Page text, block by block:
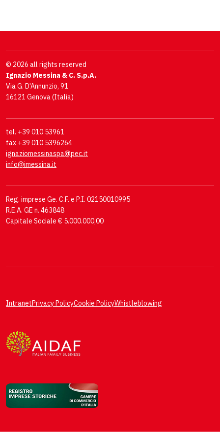
© 2026 all rights reserved
Ignazio Messina & C. S.p.A.
Via G. D'Annunzio, 91
16121 Genova (Italia)
tel. +39 010 53961
fax +39 010 5396264
ignaziomessinaspa@pec.it
info@imessina.it
Reg. imprese Ge. C.F. e P.I. 02150010995
R.E.A. GE n. 463848
Capitale Sociale € 5.000.000,00
IntranetPrivacy PolicyCookie PolicyWhistleblowing